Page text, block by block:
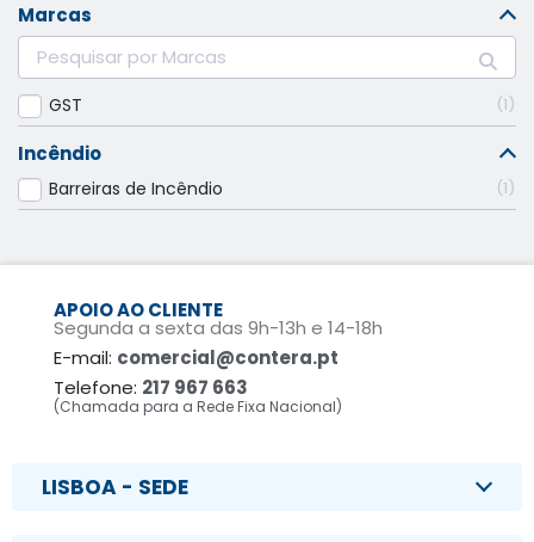
Marcas
GST 1
Incêndio
Barreiras de Incêndio 1
APOIO AO CLIENTE
Segunda a sexta das 9h-13h e 14-18h
E-mail: comercial@contera.pt
Telefone: 217 967 663
(Chamada para a Rede Fixa Nacional)
LISBOA - SEDE